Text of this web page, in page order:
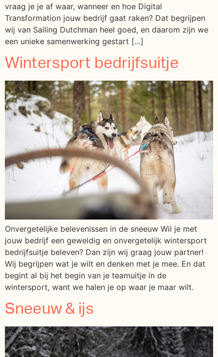
vraag je je af waar, wanneer en hoe Digital
Transformation jouw bedrijf gaat raken? Dat begrijpen
wij van Sailing Dutchman heel goed, en daarom zijn we
een unieke samenwerking gestart […]
Wintersport bedrijfsuitje
Onvergetelijke belevenissen in de sneeuw Wil je met
jouw bedrijf een geweldig en onvergetelijk wintersport
bedrijfsuitje beleven? Dan zijn wij graag jouw partner!
Wij begrijpen wat je wilt en denken met je mee. En dat
begint al bij het begin van je teamuitje in de
wintersport, want we halen je op waar je maar wilt.
Sneeuw & ijs